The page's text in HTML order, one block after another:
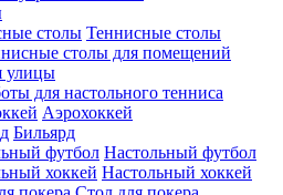
Теннисные столы
столы для помещений
улицы
для настольного тенниса
Аэрохоккей
Бильярд
Настольный футбол
Настольный хоккей